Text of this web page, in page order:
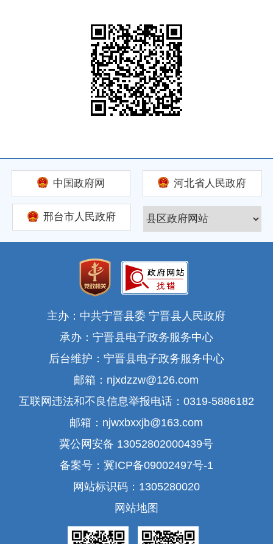
中国政府网 河北省人民政府
邢台市人民政府
主办：中共宁晋县委 宁晋县人民政府
承办：宁晋县电子政务服务中心
后台维护：宁晋县电子政务服务中心
邮箱：njxdzzw@126.com
互联网违法和不良信息举报电话：0319-5886182
邮箱：njwxbxxjb@163.com
冀公网安备 13052802000439号
备案号：冀ICP备09002497号-1
网站标识码：1305280020
网站地图